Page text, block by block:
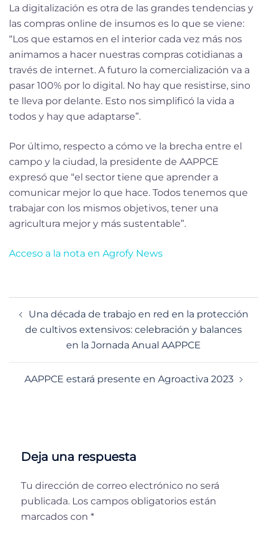
La digitalización es otra de las grandes tendencias y
las compras online de insumos es lo que se viene:
“Los que estamos en el interior cada vez más nos
animamos a hacer nuestras compras cotidianas a
través de internet. A futuro la comercialización va a
pasar 100% por lo digital. No hay que resistirse, sino
te lleva por delante. Esto nos simplificó la vida a
todos y hay que adaptarse”.
Por último, respecto a cómo ve la brecha entre el
campo y la ciudad, la presidente de AAPPCE
expresó que “el sector tiene que aprender a
comunicar mejor lo que hace. Todos tenemos que
trabajar con los mismos objetivos, tener una
agricultura mejor y más sustentable”.
Acceso a la nota en Agrofy News
Una década de trabajo en red en la protección
de cultivos extensivos: celebración y balances
en la Jornada Anual AAPPCE
AAPPCE estará presente en Agroactiva 2023
Deja una respuesta
Tu dirección de correo electrónico no será
publicada. Los campos obligatorios están
marcados con *